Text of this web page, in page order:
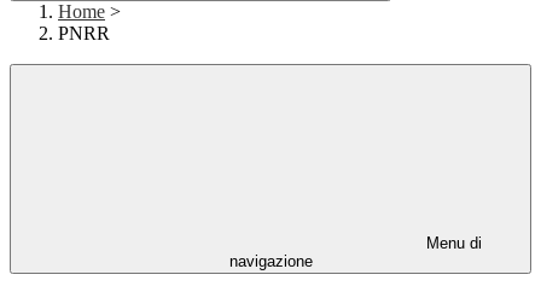
Home >
PNRR
Menu di
navigazione